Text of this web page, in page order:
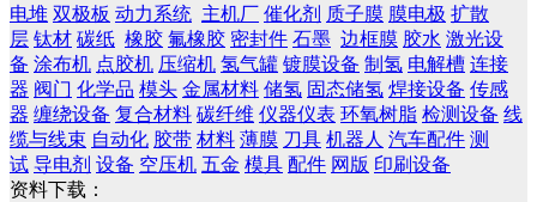
电堆 双极板 动力系统 主机厂 催化剂 质子膜 膜电极 扩散
层 钛材 碳纸 橡胶 氟橡胶 密封件 石墨 边框膜 胶水 激光设
备 涂布机 点胶机 压缩机 氢气罐 镀膜设备 制氢 电解槽 连接
器 阀门 化学品 模头 金属材料 储氢 固态储氢 焊接设备 传感
器 缠绕设备 复合材料 碳纤维 仪器仪表 环氧树脂 检测设备 线
缆与线束 自动化 胶带 材料 薄膜 刀具 机器人 汽车配件 测
试 导电剂 设备 空压机 五金 模具 配件 网版 印刷设备
资料下载：